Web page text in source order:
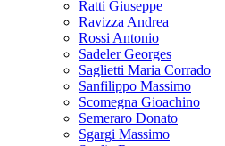
Ratti Giuseppe
Ravizza Andrea
Rossi Antonio
Sadeler Georges
Saglietti Maria Corrado
Sanfilippo Massimo
Scomegna Gioachino
Semeraro Donato
Sgargi Massimo